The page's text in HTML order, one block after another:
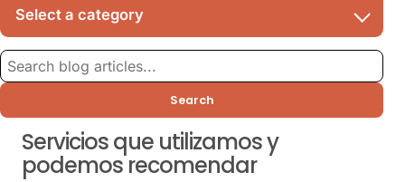
Search
Servicios que utilizamos y
podemos recomendar